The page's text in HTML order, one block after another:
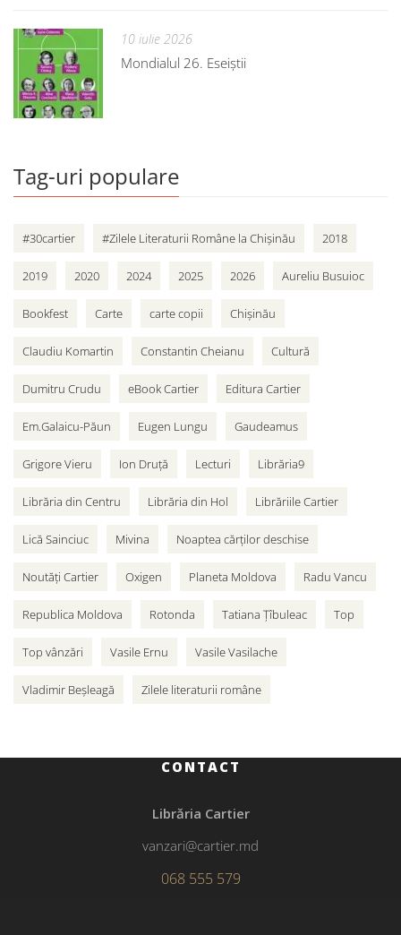
10 iulie 2026
Mondialul 26. Eseiștii
Tag-uri populare
#30cartier #Zilele Literaturii Române la Chișinău 2018
2019 2020 2024 2025 2026 Aureliu Busuioc
Bookfest Carte carte copii Chișinău
Claudiu Komartin Constantin Cheianu Cultură
Dumitru Crudu eBook Cartier Editura Cartier
Em.Galaicu-Păun Eugen Lungu Gaudeamus
Grigore Vieru Ion Druță Lecturi Librăria9
Librăria din Centru Librăria din Hol Librăriile Cartier
Lică Sainciuc Mivina Noaptea cărților deschise
Noutăți Cartier Oxigen Planeta Moldova Radu Vancu
Republica Moldova Rotonda Tatiana Țîbuleac Top
Top vânzări Vasile Ernu Vasile Vasilache
Vladimir Beșleagă Zilele literaturii române
CONTACT
Librăria Cartier
vanzari@cartier.md
068 555 579